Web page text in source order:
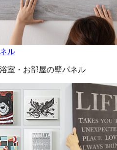
ル
室・お部屋の壁パネル